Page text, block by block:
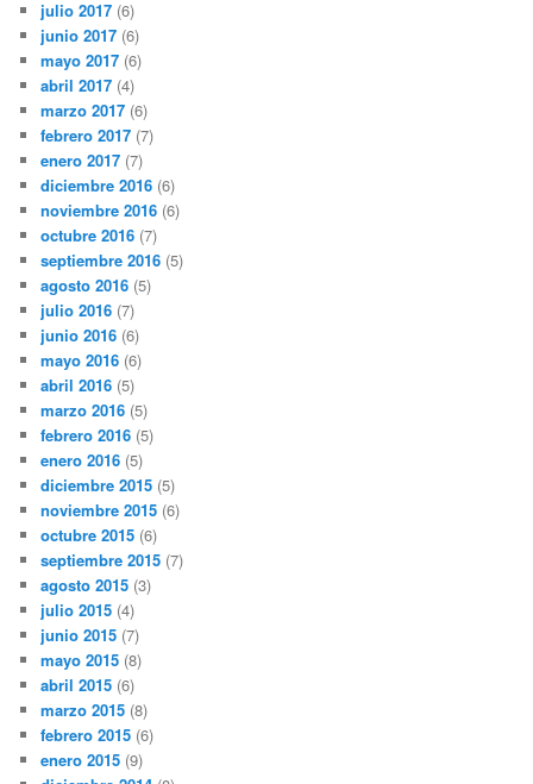
julio 2017 (6)
junio 2017 (6)
mayo 2017 (6)
abril 2017 (4)
marzo 2017 (6)
febrero 2017 (7)
enero 2017 (7)
diciembre 2016 (6)
noviembre 2016 (6)
octubre 2016 (7)
septiembre 2016 (5)
agosto 2016 (5)
julio 2016 (7)
junio 2016 (6)
mayo 2016 (6)
abril 2016 (5)
marzo 2016 (5)
febrero 2016 (5)
enero 2016 (5)
diciembre 2015 (5)
noviembre 2015 (6)
octubre 2015 (6)
septiembre 2015 (7)
agosto 2015 (3)
julio 2015 (4)
junio 2015 (7)
mayo 2015 (8)
abril 2015 (6)
marzo 2015 (8)
febrero 2015 (6)
enero 2015 (9)